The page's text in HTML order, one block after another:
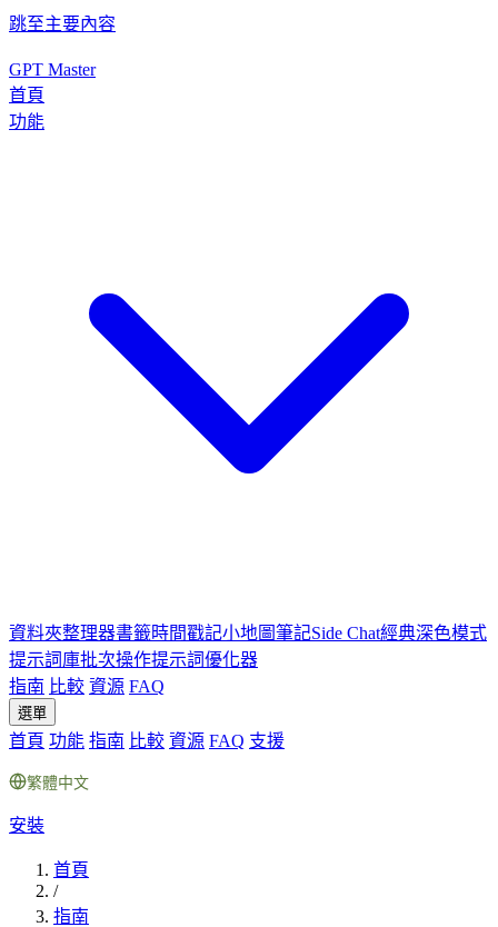
跳至主要內容
GPT Master
首頁
功能
資料夾整理器書籤時間戳記小地圖筆記Side Chat經典深色模式
提示詞庫批次操作提示詞優化器
指南 比較 資源 FAQ
選單
首頁 功能 指南 比較 資源 FAQ 支援
繁體中文
安裝
首頁
/
指南